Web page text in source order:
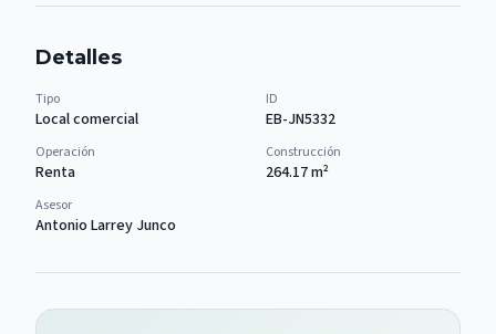
Detalles
Tipo
Local comercial
ID
EB-JN5332
Operación
Renta
Construcción
264.17m²
Asesor
Antonio Larrey Junco